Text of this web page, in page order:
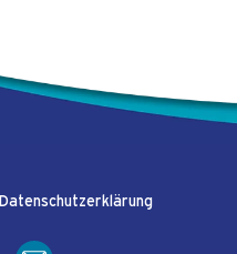
Datenschutzerklärung